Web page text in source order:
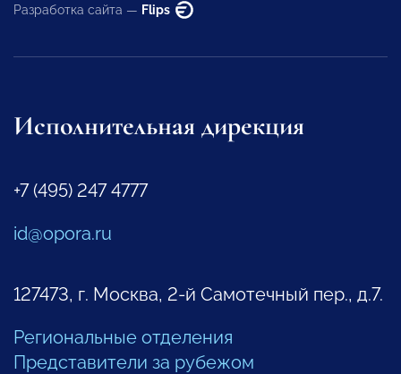
Разработка сайта — Flips
Исполнительная дирекция
+7 (495) 247 4777
id@opora.ru
127473, г. Москва, 2-й Самотечный пер., д.7.
Региональные отделения
Представители за рубежом